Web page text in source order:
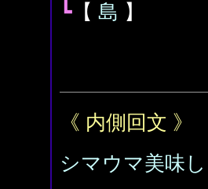
┗ 【 島 】
《 内側回文 》
シマウマ美味し